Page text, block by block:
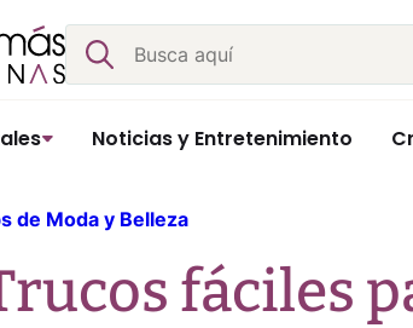
Buscar
Noticias y Entretenimiento
de Moda y Belleza
fáciles